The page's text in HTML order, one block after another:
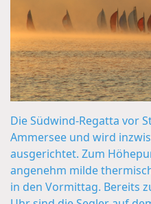
Die Südwind-Regatta vor
Ammersee und wird
ausgerichtet. Zum
angenehm milde
in den Vormittag. Bereits